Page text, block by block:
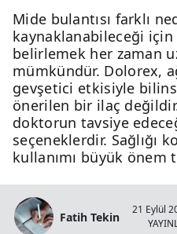
Mide bulantısı farklı
kaynaklanabileceği
belirlemek her zaman
mümkündür. Dolorex,
gevşetici etkisiyle
önerilen bir ilaç
doktorun tavsiye
seçeneklerdir. Sağlığı
kullanımı büyük önem
Fatih Tekin
21 Eylül